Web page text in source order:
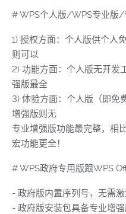
# WPS个人版/WPS专业版/
1) 授权方面：个人版供个人
则可以
2) 功能方面：个人版无开发
强版最全
3) 体验方面：个人版（即免
增强版则无
专业增强版功能最完整，相
宏功能更全！
# WPS政府专用版跟WPS
- 政府版内置序列号，无需
- 政府版安装包具备专业增